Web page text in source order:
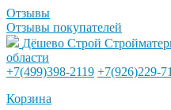
Отзывы
Отзывы покупателей
Дёшево Строй
области
+7(499)398-2119 +7(926)229-
Корзина